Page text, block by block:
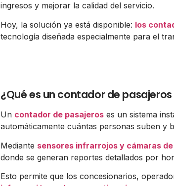
ingresos y mejorar la calidad del servicio.
Hoy, la solución ya está disponible: los
tecnología diseñada especialmente para el
¿Qué es un contador de
Un contador de pasajeros es un sistema
automáticamente cuántas personas suben y
Mediante sensores infrarrojos y cámaras
donde se generan reportes detallados por
Esto permite que los concesionarios,